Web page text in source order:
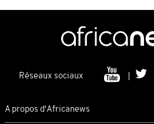
Réseaux sociaux
A propos d'Africanews